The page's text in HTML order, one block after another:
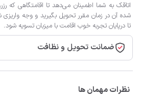
اتاقک به شما اطمینان می‌دهد تا اقامتگاهی که
شده آن در زمان مقرر تحویل بگیرید و وجه
تا درپایان تجربه خوب اقامت با میزبان تسویه شود.
ضمانت تحویل و نظافت
نظرات مهمان ها